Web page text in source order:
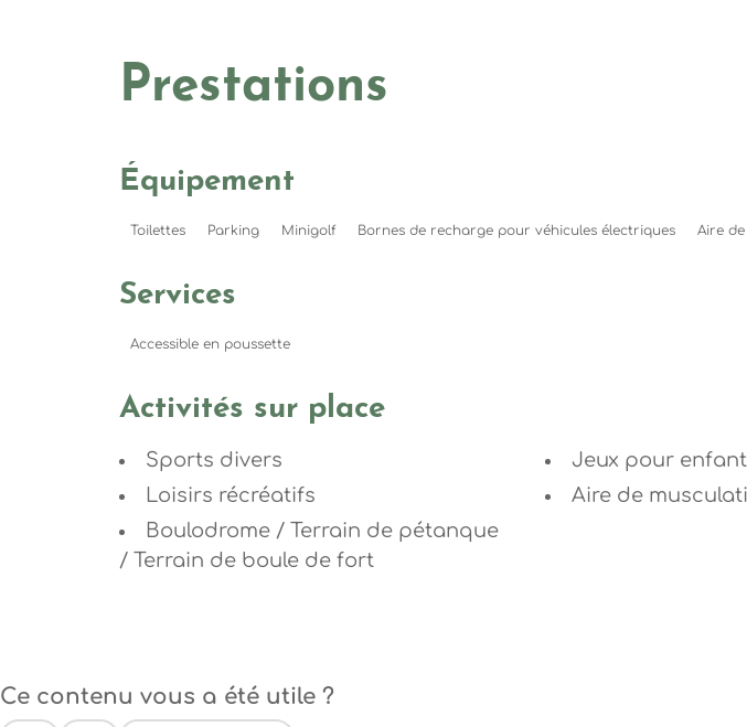
Prestations
Équipement
Toilettes Parking Minigolf Bornes de recharge pour véhicules électriques Aire
Services
Accessible en poussette
Activités sur place
Sports divers
Loisirs récréatifs
Boulodrome / Terrain de pétanque
/ Terrain de boule de fort
Jeux pour
Aire de
Ce contenu vous a été utile ?